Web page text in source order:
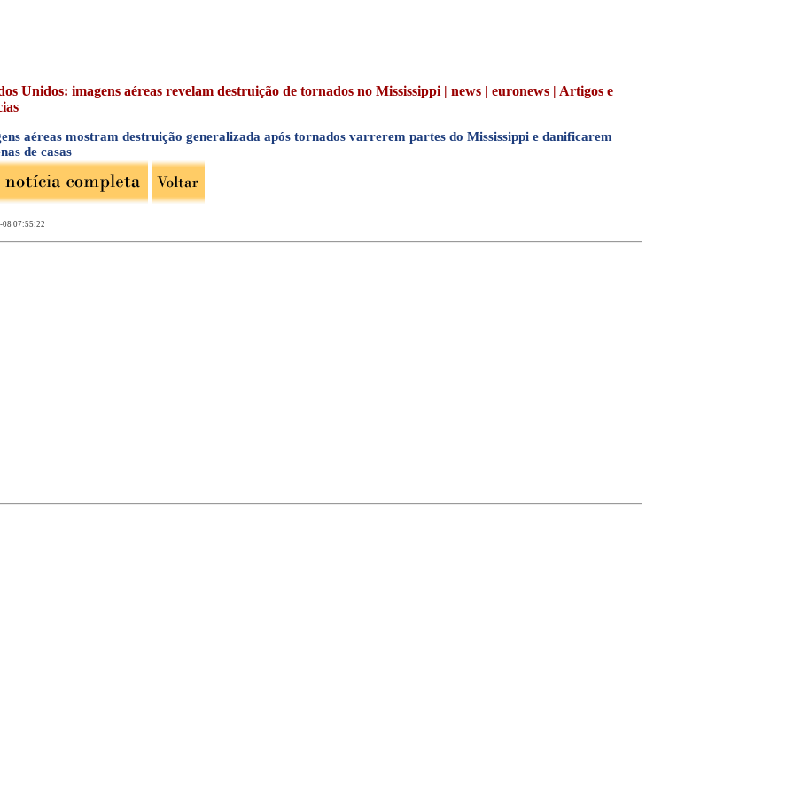
Unidos: imagens aéreas revelam destruição de tornados no Mississippi | news | euronews | Artigos e
aéreas mostram destruição generalizada após tornados varrerem partes do Mississippi e danificarem
de casas
08 07:55:22